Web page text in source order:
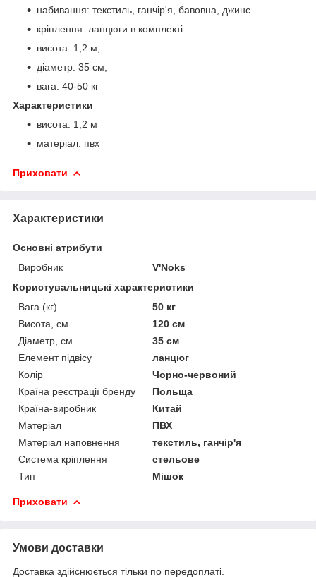
набивання: текстиль, ганчір'я, бавовна, джинс
кріплення: ланцюги в комплекті
висота: 1,2 м;
діаметр: 35 см;
вага: 40-50 кг
Характеристики
висота: 1,2 м
матеріал: пвх
Приховати
Характеристики
Основні атрибути
Виробник
V'Noks
Користувальницькі характеристики
Вага (кг)
50 кг
Висота, см
120 см
Діаметр, см
35 см
Елемент підвісу
ланцюг
Колір
Чорно-червоний
Країна реєстрації бренду
Польща
Країна-виробник
Китай
Матеріал
ПВХ
Матеріал наповнення
текстиль, ганчір'я
Система кріплення
стельове
Тип
Мішок
Приховати
Умови доставки
Доставка здійснюється тільки по передоплаті.